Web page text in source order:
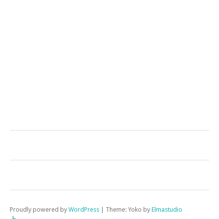
Proudly powered by WordPress | Theme: Yoko by Elmastudio